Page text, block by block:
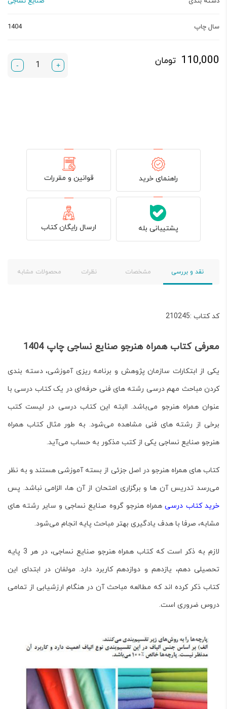
سال چاپ 1404
110,000 تومان +
-
راهنمای خرید قوانین و مقررات
پشتیبانی بله ارسال رایگان کتاب
نقد و بررسی مشخصات نظرات محصولات مشابه
کد کتاب :210245
معرفی کتاب همراه هنرجو صنایع نساجی چاپ 1404
یکی از ابتکارات سازمان پژوهش و برنامه ریزی آموزشی، دسته بندی
کردن مباحث مهم درسی رشته های فنی حرفه‌ای در یککتاب درسیبا
عنوان همراه هنرجو می‌باشد. البته این کتاب درسی در لیست کتب
برخی از رشته های فنی مشاهده می‌شود. به طور مثال کتاب همراه
هنرجو صنایع نساجی یکی از کتب مذکور به حساب می‌آید.
کتاب های همراه هنرجو در اصل جزئی از بسته آموزشی هستند و به نظر
می‌رسد تدریس آن ها و برگزاری امتحان از آن ها، الزامی نباشد. پس
خرید کتاب درسیهمراه هنرجو گروه صنایع نساجی و سایر رشته های
مشابه، صرفا با هدف یادگیری بهتر مباحث پایه انجام می‌شود.
لازم به ذکر است که کتاب همراه هنرجو صنایع نساجی
، در هر 3 پایه
تحصیلی دهم، یازدهم و دوازدهم کاربرد دارد. مولفان در ابتدای این
کتاب ذکر کرده اند که مطالعه مباحث آن در هنگام ارزشیابی از تمامی
دروس ضروری است.